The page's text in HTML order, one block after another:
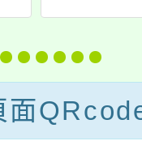
你值
生～
勇於
18
上
10
面